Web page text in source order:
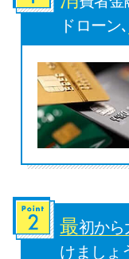
ドローン､
最初から
けましょ